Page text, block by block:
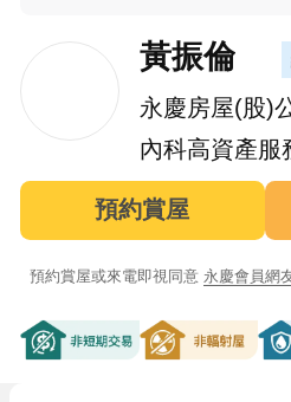
黃振倫
永慶房屋(股)
內科高資產服
預約賞屋
預約賞屋或來電即視同意 永慶會員網